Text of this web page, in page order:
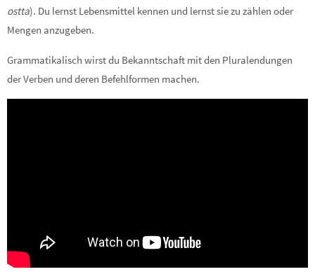
ostta). Du lernst Lebensmittel kennen und lernst sie zu zählen oder
Mengen anzugeben.
Grammatikalisch wirst du Bekanntschaft mit den Pluralendungen
der Verben und deren Befehlformen machen.